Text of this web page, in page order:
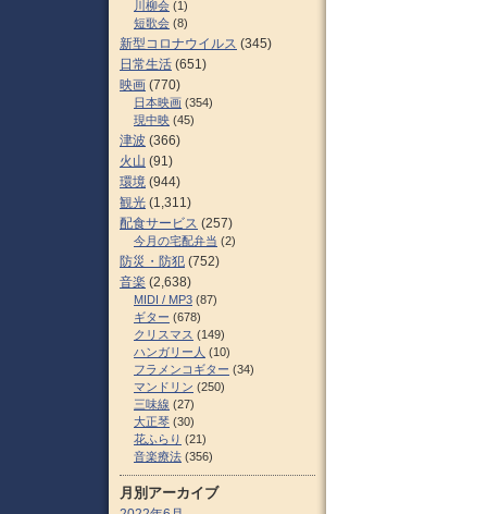
川柳会 (1)
短歌会 (8)
新型コロナウイルス (345)
日常生活 (651)
映画 (770)
日本映画 (354)
現中映 (45)
津波 (366)
火山 (91)
環境 (944)
観光 (1,311)
配食サービス (257)
今月の宅配弁当 (2)
防災・防犯 (752)
音楽 (2,638)
MIDI / MP3 (87)
ギター (678)
クリスマス (149)
ハンガリー人 (10)
フラメンコギター (34)
マンドリン (250)
三味線 (27)
大正琴 (30)
花ふらり (21)
音楽療法 (356)
月別アーカイブ